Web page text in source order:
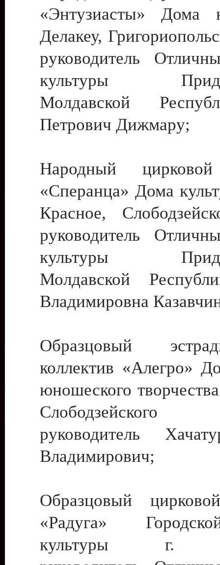
«Энтузиасты» Дома
Делакеу,
руководитель
культуры
Молдавской
Петрович Дижмару;
Народный цирковой
«Сперанца» Дома
Красное,
руководитель
культуры
Молдавской
Владимировна
Образцовый
коллектив «Алегро»
юношеского
руководитель
Владимирович;
Образцовый
«Радуга»
культуры г.